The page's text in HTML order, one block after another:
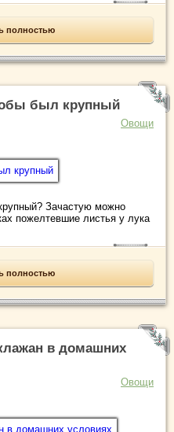
полностью
был крупный
Овощи
Зачастую можно
пожелтевшие листья у лука
полностью
в домашних
Овощи